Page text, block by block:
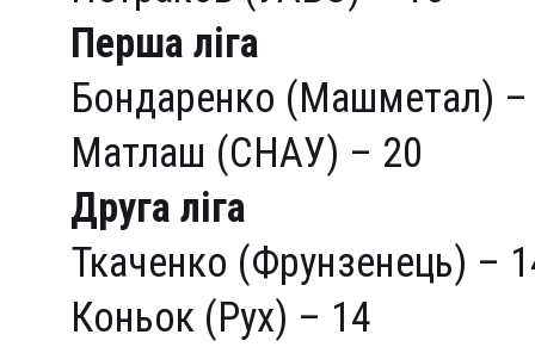
Перша ліга
Бондаренко (Машметал) –
Матлаш (СНАУ) – 20
Друга ліга
Ткаченко (Фрунзенець) –
Коньок (Рух) – 14